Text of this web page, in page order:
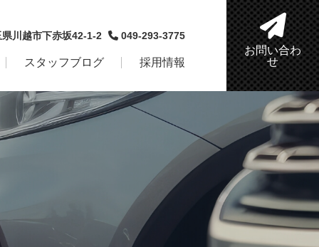
川越市下赤坂42-1-2 049‐293‐3775
スタッフブログ 採用情報
お問い合わ
せ